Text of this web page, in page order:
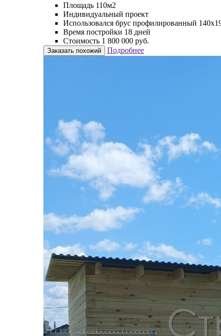
Площадь 110м2
Индивидуальный проект
Использовался брус профилированный
Время постройки 18 дней
Стоимость 1 800 000 руб.
Заказать похожий Подробнее